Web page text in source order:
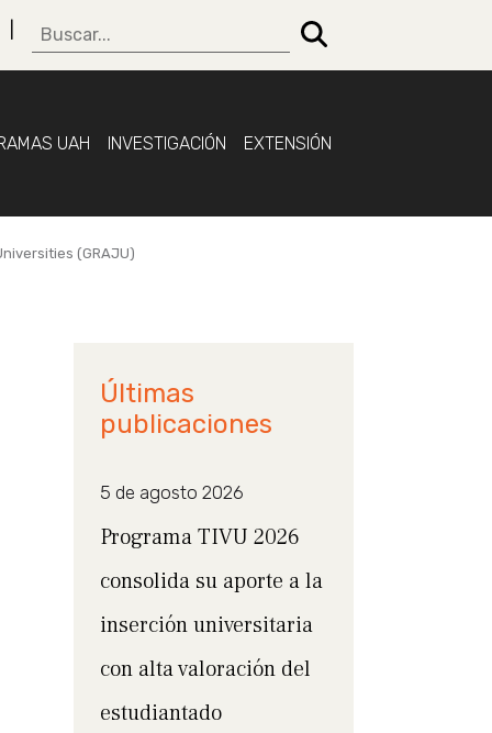
UAH INVESTIGACIÓN EXTENSIÓN
(GRAJU)
Últimas
publicaciones
5 de agosto 2026
Programa TIVU 2026
consolida su aporte a la
inserción universitaria
con alta valoración del
estudiantado